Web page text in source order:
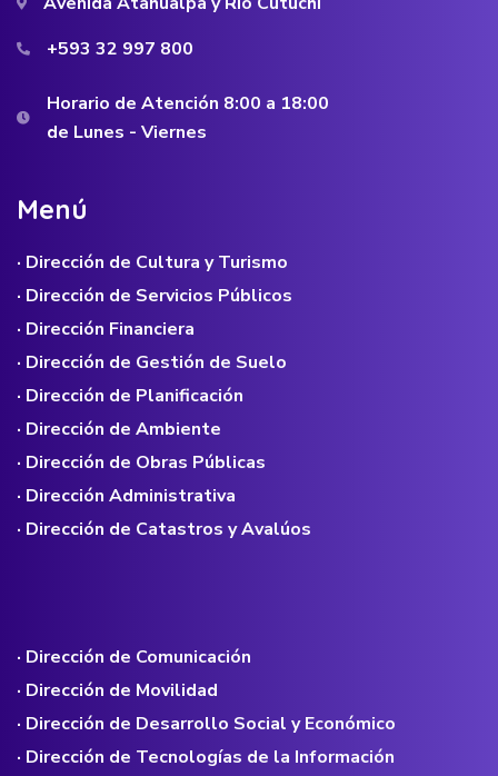
+593 32 997 800
Horario de Atención 8:00 a 18:00
de Lunes - Viernes
Menú
· Dirección de Cultura y Turismo
· Dirección de Servicios Públicos
· Dirección Financiera
· Dirección de Gestión de Suelo
· Dirección de Planificación
· Dirección de Ambiente
· Dirección de Obras Públicas
· Dirección Administrativa
· Dirección de Catastros y Avalúos
· Dirección de Comunicación
· Dirección de Movilidad
· Dirección de Desarrollo Social y Económico
· Dirección de Tecnologías de la Información